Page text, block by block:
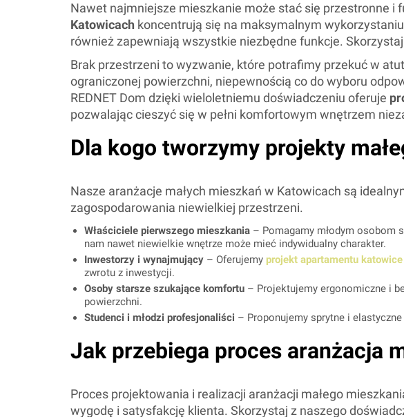
Nawet najmniejsze mieszkanie może stać się przestronne i
Katowicach koncentrują się na maksymalnym
również zapewniają wszystkie niezbędne funkcje.
Brak przestrzeni to wyzwanie, które potrafimy przekuć w
ograniczonej powierzchni, niepewnością co do wyboru
REDNET Dom dzięki wieloletniemu doświadczeniu oferuje
pozwalając cieszyć się w pełni komfortowym wnętrzem
Dla kogo tworzymy projekty
Nasze aranżacje małych mieszkań w Katowicach są
zagospodarowania niewielkiej przestrzeni.
Właściciele pierwszego mieszkania – Pomagamy młodym osobom
nam nawet niewielkie wnętrze może mieć indywidualny charakter.
Inwestorzy i wynajmujący – Oferujemy projekt apartamentu katowice
zwrotu z inwestycji.
Osoby starsze szukające komfortu – Projektujemy ergonomiczne i
powierzchni.
Studenci i młodzi profesjonaliści – Proponujemy sprytne i
Jak przebiega proces aranżacja
Proces projektowania i realizacji aranżacji małego
wygodę i satysfakcję klienta. Skorzystaj z naszego